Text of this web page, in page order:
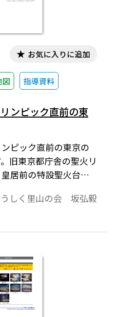
図 指導資料
お気に入りに追加
ンピック直前の東
ピック直前の東京の
旧東京都庁舎の聖火リ
居前の特設聖火台ま
「東京オリンピック入
ンピック広告」「旧
「オリンピック聖火
居二重橋前に点火さ
聖火を見物に来た
人を案内する輪タ
しく里山の会 坂弘毅